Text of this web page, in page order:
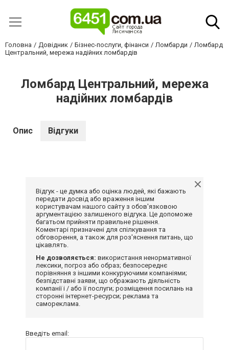
Головна Довідник Бізнес-послуги, фінанси Ломбарди
Ломбард
Центральний, мережа надійних ломбардів
Ломбард Центральний, мережа
надійних ломбардів
Опис Відгуки
Відгук - це думка або оцінка людей, які бажають
передати досвід або враження іншим
користувачам нашого сайту з обов'язковою
аргументацією залишеного відгука. Це допоможе
багатьом прийняти правильне рішення.
Коментарі призначені для спілкування та
обговорення, а також для роз'яснення питань, що
цікавлять.
Не дозволяється: використання ненормативної
лексики, погроз або образ; безпосереднє
порівняння з іншими конкуруючими компаніями;
безпідставні заяви, що ображають діяльність
компанії і / або її послуги; розміщення посилань на
сторонні інтернет-ресурси; реклама та
самореклама.
Введіть email: